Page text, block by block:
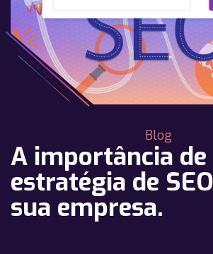
Blog
A importância
estratégia de
sua empresa.